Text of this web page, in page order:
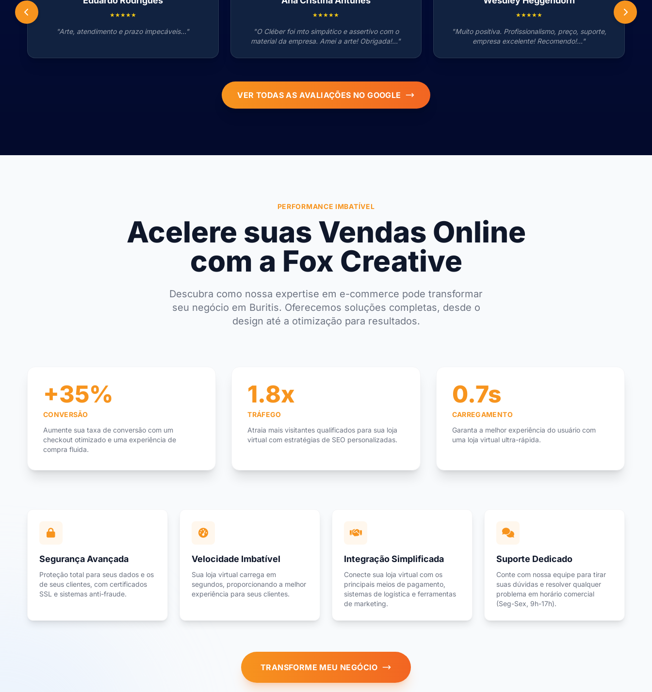
★★★★★
"Arte, atendimento e prazo impecáveis..."
★★★★★
"O Cléber foi mto simpático e assertivo com o
material da empresa. Amei a arte! Obrigada!..."
★★★★★
"Muito positiva. Profissionalismo, preço, suporte,
empresa excelente! Recomendo!..."
VER TODAS AS AVALIAÇÕES NO GOOGLE
PERFORMANCE IMBATÍVEL
Acelere suas Vendas Online
com a Fox Creative
Descubra como nossa expertise em e-commerce pode transformar
seu negócio em Buritis. Oferecemos soluções completas, desde o
design até a otimização para resultados.
+35%
CONVERSÃO
Aumente sua taxa de conversão com um
checkout otimizado e uma experiência de
compra fluida.
1.8x
TRÁFEGO
Atraia mais visitantes qualificados para sua loja
virtual com estratégias de SEO personalizadas.
0.7s
CARREGAMENTO
Garanta a melhor experiência do usuário com
uma loja virtual ultra-rápida.
Segurança Avançada
Proteção total para seus dados e os
de seus clientes, com certificados
SSL e sistemas anti-fraude.
Velocidade Imbatível
Sua loja virtual carrega em
segundos, proporcionando a melhor
experiência para seus clientes.
Integração Simplificada
Conecte sua loja virtual com os
principais meios de pagamento,
sistemas de logística e ferramentas
de marketing.
Suporte Dedicado
Conte com nossa equipe para tirar
suas dúvidas e resolver qualquer
problema em horário comercial
(Seg-Sex, 9h-17h).
TRANSFORME MEU NEGÓCIO